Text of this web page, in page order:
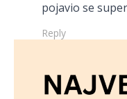
pojavio se
Reply